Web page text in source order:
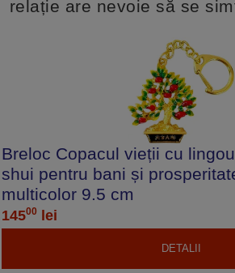
relație are nevoie să se
Breloc Copacul vieții cu
shui pentru bani și
multicolor 9.5 cm
14500 lei
DETALII